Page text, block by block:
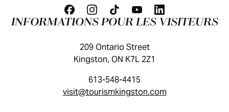
GUIDE DES VISITEURS
INFORMATIONS POUR LES VISITEURS
209 Ontario Street
Kingston, ON K7L 2Z1
613-548-4415
visit@tourismkingston.com